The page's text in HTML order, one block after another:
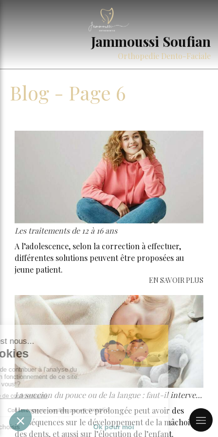
Jammoussi Soufian
Orthopedie Dento-Faciale
Blog - Page 6
Les traitements de 12 à 16 ans
A l’adolescence, selon la correction à effectuer,
différentes solutions peuvent être proposées au
jeune patient.
EN SAVOIR PLUS
La succion du pouce ou de la langue : faut-il intervenir ?
Une succion du pouce prolongée peut avoir des
conséquences sur le développement de la mâchoire,
des dents, et aussi sur l’élocution de l’enfant.